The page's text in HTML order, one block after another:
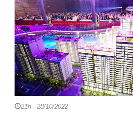
21h - 28/10/2022